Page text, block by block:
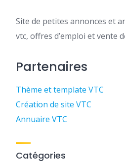
Site de petites annonces et
vtc, offres d’emploi et vente
Partenaires
Thème et template VTC
Création de site VTC
Annuaire VTC
Catégories